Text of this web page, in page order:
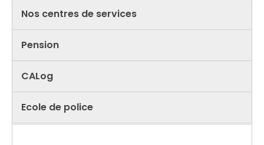
Nos centres de services
Pension
CALog
Ecole de police